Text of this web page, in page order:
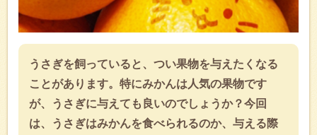
うさぎを飼っていると、つい果物を与えたくなる
ことがあります。特にみかんは人気の果物です
が、うさぎに与えても良いのでしょうか？今回
は、うさぎはみかんを食べられるのか、与える際